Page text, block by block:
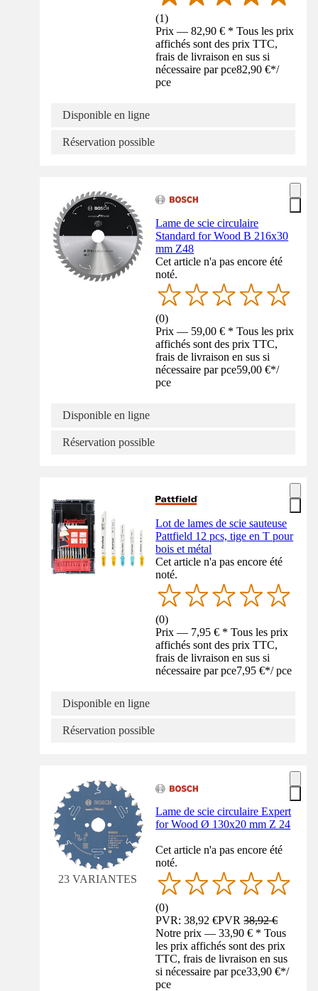
(1)
Prix — 82,90 € * Tous les prix
affichés sont des prix TTC,
frais de livraison en sus si
nécessaire par pce82,90 €*/
pce
Disponible en ligne
Réservation possible
Lame de scie circulaire
Standard for Wood B 216x30
mm Z48
Cet article n'a pas encore été
noté.
(0)
Prix — 59,00 € * Tous les prix
affichés sont des prix TTC,
frais de livraison en sus si
nécessaire par pce59,00 €*/
pce
Disponible en ligne
Réservation possible
Lot de lames de scie sauteuse
Pattfield 12 pcs, tige en T pour
bois et métal
Cet article n'a pas encore été
noté.
(0)
Prix — 7,95 € * Tous les prix
affichés sont des prix TTC,
frais de livraison en sus si
nécessaire par pce7,95 €*/ pce
Disponible en ligne
Réservation possible
23 VARIANTES
Lame de scie circulaire Expert
for Wood Ø 130x20 mm Z 24
Cet article n'a pas encore été
noté.
(0)
PVR: 38,92 €PVR38,92 €
Notre prix — 33,90 € * Tous
les prix affichés sont des prix
TTC, frais de livraison en sus
si nécessaire par pce33,90 €*/
pce